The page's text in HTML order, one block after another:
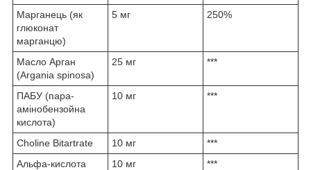
Марганець (як
глюконат
марганцю)
5 мг 250%
Масло Арган
(Argania spinosa)
25 мг ***
ПАБУ (пара-
амінобензойна
кислота)
10 мг ***
Choline Bitartrate 10 мг
***
Альфа-кислота
10 мг ***